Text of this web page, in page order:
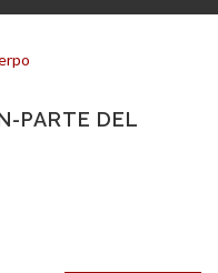
PARTE DEL